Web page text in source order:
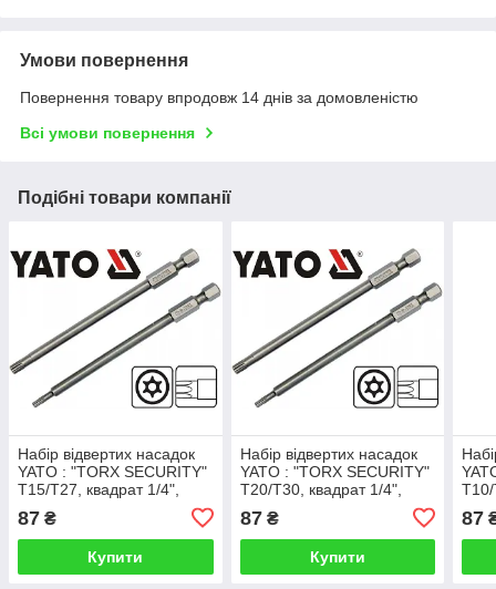
Умови повернення
Повернення товару впродовж 14 днів за домовленістю
Всі умови повернення
Подібні товари компанії
Набір відвертих насадок
YATO : "TORX SECURITY"
T15/T27, квадрат 1/4",
87 ₴
Купити
Набір відвертих насадок
YATO : "TORX SECURITY"
T20/T30, квадрат 1/4",
87₴
Купити
87